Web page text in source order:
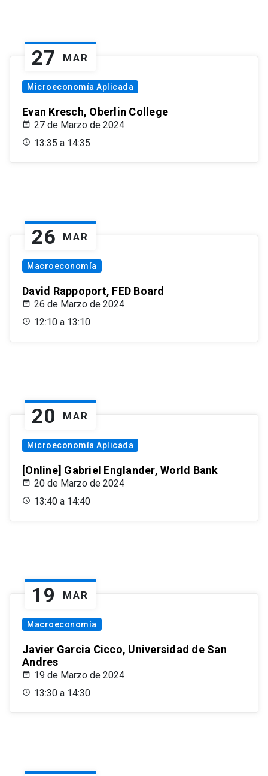
27 MAR
Microeconomía Aplicada
Evan Kresch, Oberlin College
27 de Marzo de 2024
13:35 a 14:35
26 MAR
Macroeconomía
David Rappoport, FED Board
26 de Marzo de 2024
12:10 a 13:10
20 MAR
Microeconomía Aplicada
[Online] Gabriel Englander, World Bank
20 de Marzo de 2024
13:40 a 14:40
19 MAR
Macroeconomía
Javier Garcia Cicco, Universidad de San
Andres
19 de Marzo de 2024
13:30 a 14:30